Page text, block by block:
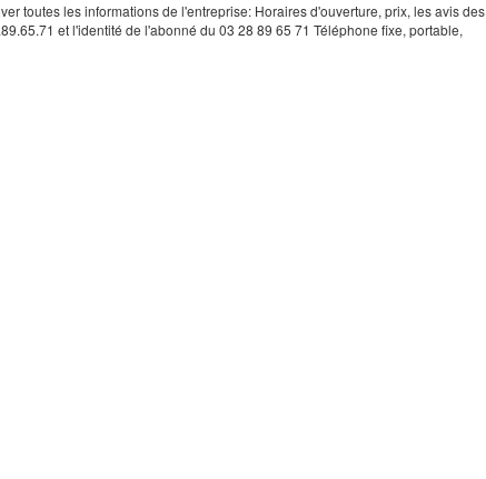
toutes les informations de l'entreprise: Horaires d'ouverture, prix, les avis des
et l'identité de l'abonné du 03 28 89 65 71 Téléphone fixe, portable,